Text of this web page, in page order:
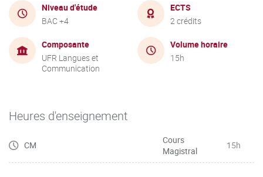
Niveau d'étude
BAC +4
ECTS
2 crédits
Composante
UFR Langues et
Communication
Volume horaire
15h
Heures d'enseignement
CM
Cours
Magistral
15h